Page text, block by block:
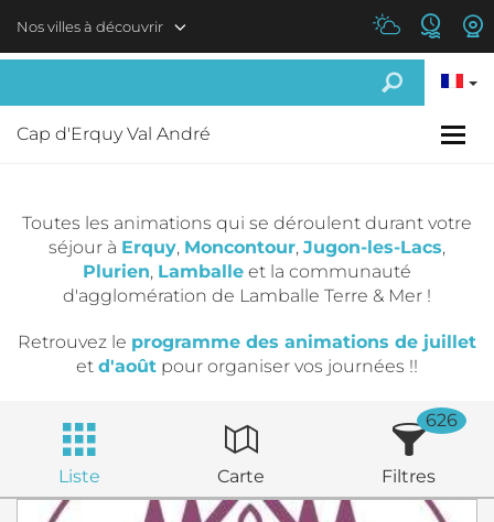
Nos villes à découvrir
Cap d'Erquy Val André
Toutes les animations qui se déroulent durant votre
séjour à Erquy, Moncontour, Jugon-les-Lacs,
Plurien, Lamballe et la communauté
d'agglomération de Lamballe Terre & Mer !
Retrouvez le programme des animations de juillet
et d'août pour organiser vos journées !!
Liste Carte Filtres
626